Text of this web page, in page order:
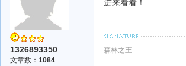
1326893350
文章数： 1084
进来看看！
森林之王